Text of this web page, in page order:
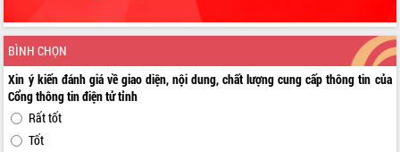
BÌNH CHỌN
Xin ý kiến đánh giá về giao diện, nội dung, chất lượng cung cấp thông tin của
Cổng thông tin điện tử tỉnh
Rất tốt
Tốt